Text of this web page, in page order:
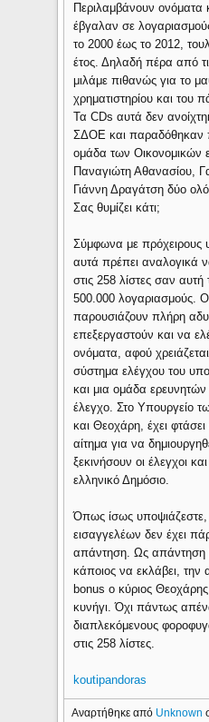
Περιλαμβάνουν
έβγαλαν σε
το 2000 έως το 2012,
έτος. Δηλαδή πέρα από
μιλάμε πιθανώς για το
χρηματιστηρίου και του
Τα CDs αυτά δεν
ΣΔΟΕ και παραδόθηκαν
ομάδα των Οικονομικών
Παναγιώτη Αθανασίου,
Γιάννη Δραγάτση δύο
Σας θυμίζει κάτι;
Σύμφωνα με πρόχειρους
αυτά πρέπει αναλογικά
στις 258 λίστες σαν
500.000 λογαριασμούς.
παρουσιάζουν πλήρη
επεξεργαστούν και να
ονόματα, αφού
σύστημα ελέγχου του
και μια ομάδα ερευνητών
έλεγχο. Στο Υπουργείο
και Θεοχάρη, έχει
αίτημα για να
ξεκινήσουν οι έλεγχοι
ελληνικό Δημόσιο.
Όπως ίσως
εισαγγελέων δεν έχει
απάντηση. Ως απάντηση
κάποιος να εκλάβει,
bonus ο κύριος
κυνήγι. Όχι πάντως
διαπλεκόμενους
στις 258 λίστες.
koutipandoras
Αναρτήθηκε από Unknown